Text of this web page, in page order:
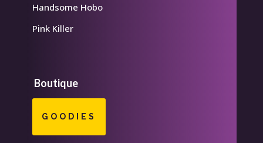
Handsome Hobo
Pink Killer
Boutique
GOODIES